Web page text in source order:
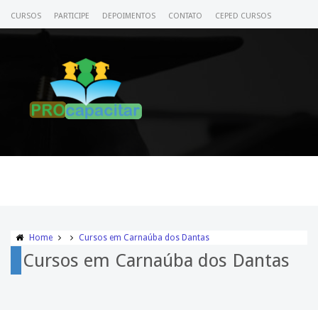
CURSOS PARTICIPE DEPOIMENTOS CONTATO CEPED CURSOS
Home Cursos em Carnaúba dos Dantas
Cursos em Carnaúba dos Dantas